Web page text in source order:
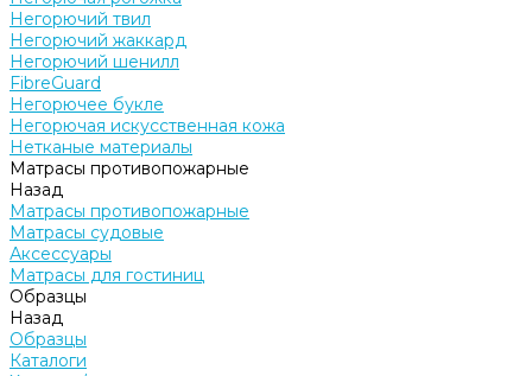
Негорючий твил
Негорючий жаккард
Негорючий шенилл
FibreGuard
Негорючее букле
Негорючая искусственная кожа
Нетканые материалы
Матрасы противопожарные
Назад
Матрасы противопожарные
Матрасы судовые
Аксессуары
Матрасы для гостиниц
Образцы
Назад
Образцы
Каталоги